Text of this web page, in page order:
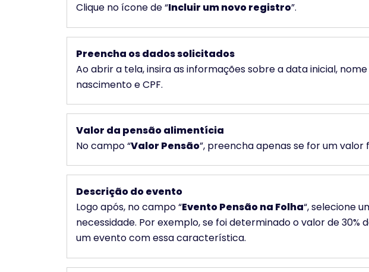
Clique no ícone de “Incluir um novo registro”.
Preencha os dados solicitados
Ao abrir a tela, insira as informações sobre a data inicial,
nascimento e CPF.
Valor da pensão alimentícia
No campo “Valor Pensão”, preencha apenas se for um valor
Descrição do evento
Logo após, no campo “Evento Pensão na Folha“, selecione
necessidade. Por exemplo, se foi determinado o valor de 30%
um evento com essa característica.